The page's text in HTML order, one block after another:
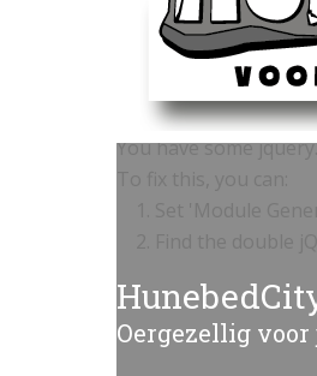
Oops...
You have some
Oergezellig voor